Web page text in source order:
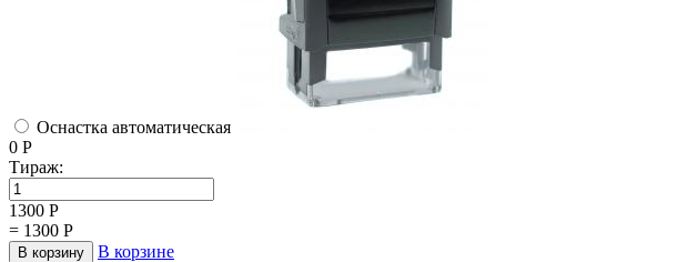
Оснастка автоматическая
0 Р
Тираж:
1300 Р
= 1300 Р
В корзину
В корзине